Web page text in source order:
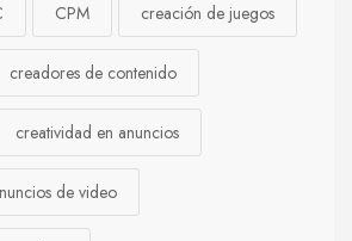
CPM creación de juegos
creadores de contenido
creatividad en anuncios
de video